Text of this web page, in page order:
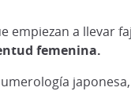
empiezan a llevar
femenina.